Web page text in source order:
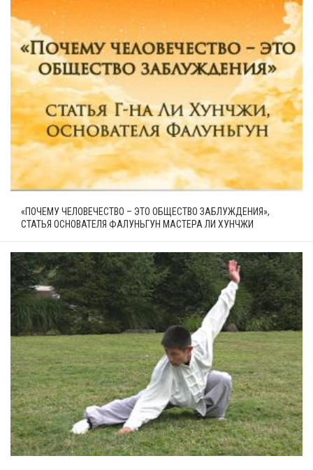
«ПОЧЕМУ ЧЕЛОВЕЧЕСТВО – ЭТО ОБЩЕСТВО ЗАБЛУЖДЕНИЯ»,
СТАТЬЯ ОСНОВАТЕЛЯ ФАЛУНЬГУН МАСТЕРА ЛИ ХУНЧЖИ